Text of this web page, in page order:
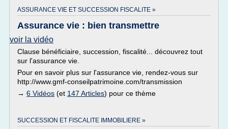
ASSURANCE VIE ET SUCCESSION FISCALITE »
Assurance vie : bien transmettre
voir la vidéo
Clause bénéficiaire, succession, fiscalité... découvrez tout
sur l'assurance vie.
Pour en savoir plus sur l'assurance vie, rendez-vous sur
http://www.gmf-conseilpatrimoine.com/transmission
→ 6 Vidéos (et 147 Articles) pour ce thème
SUCCESSION ET FISCALITE IMMOBILIERE »